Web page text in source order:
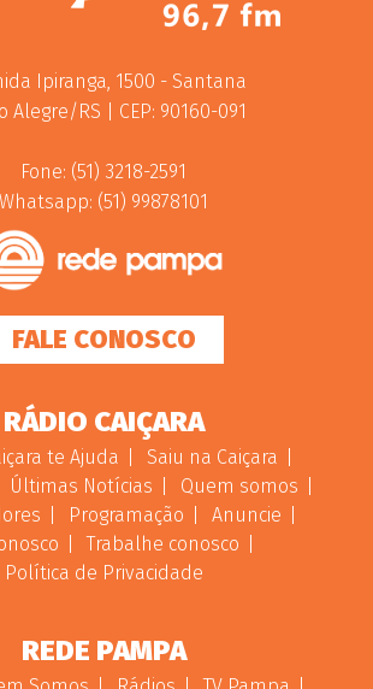
Ipiranga, 1500 - Santana
Alegre/RS | CEP: 90160-091
Fone: (51) 3218-2591
Whatsapp: (51) 99878101
FALE CONOSCO
RÁDIO CAIÇARA
te Ajuda
Saiu na Caiçara
Últimas Notícias
Quem somos
Programação
Anuncie
Trabalhe conosco
Política de Privacidade
REDE PAMPA